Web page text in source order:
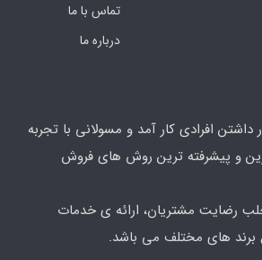
تماس با ما
درباره ما
داشتن افرادی کار آمد و مسولانی با تجربه
و پیشرفته ترین روش های فروش
رضایت مشتریان، ارائه ی خدمات
برند های مختلف می باشد.